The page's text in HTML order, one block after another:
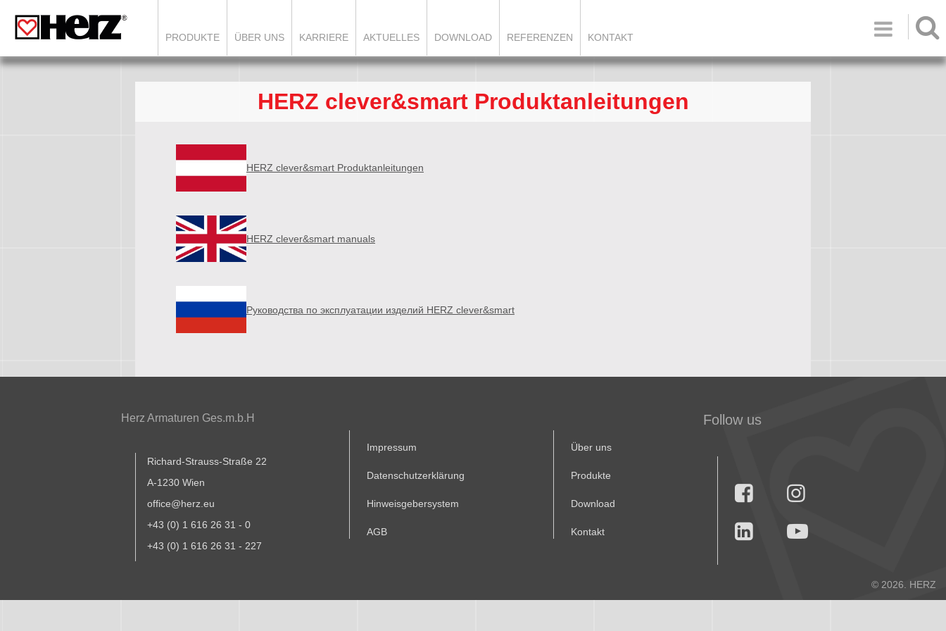

PRODUKTE ÜBER UNS KARRIERE AKTUELLES DOWNLOAD REFERENZEN KONTAKT
HERZ clever&smart Produktanleitungen
HERZ clever&smart Produktanleitungen
HERZ clever&smart manuals
Pуководства по эксплуатации изделий HERZ clever&smart
Herz Armaturen Ges.m.b.H
Richard-Strauss-Straße 22
A-1230 Wien
office@herz.eu
+43 (0) 1 616 26 31 - 0
+43 (0) 1 616 26 31 - 227
Impressum
Datenschutzerklärung
Hinweisgebersystem
AGB
Über uns
Produkte
Download
Kontakt
Follow us




© 2026. HERZ